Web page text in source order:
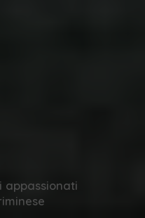
appassionati